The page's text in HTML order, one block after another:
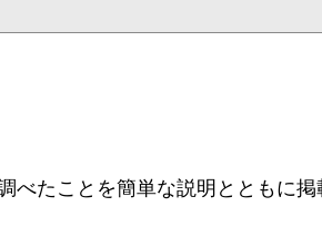
たことを簡単な説明とともに掲